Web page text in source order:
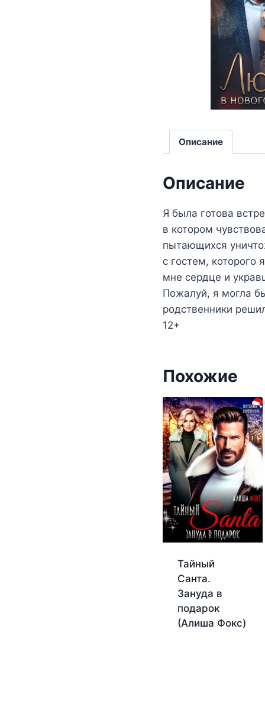
Описание
Описание
Я была готова
в котором
пытающихся
с гостем, которого
мне сердце и
Пожалуй, я могла
родственники
12+
Похожие
Тайный
Санта.
Зануда в
подарок
(Алиша Фокс)